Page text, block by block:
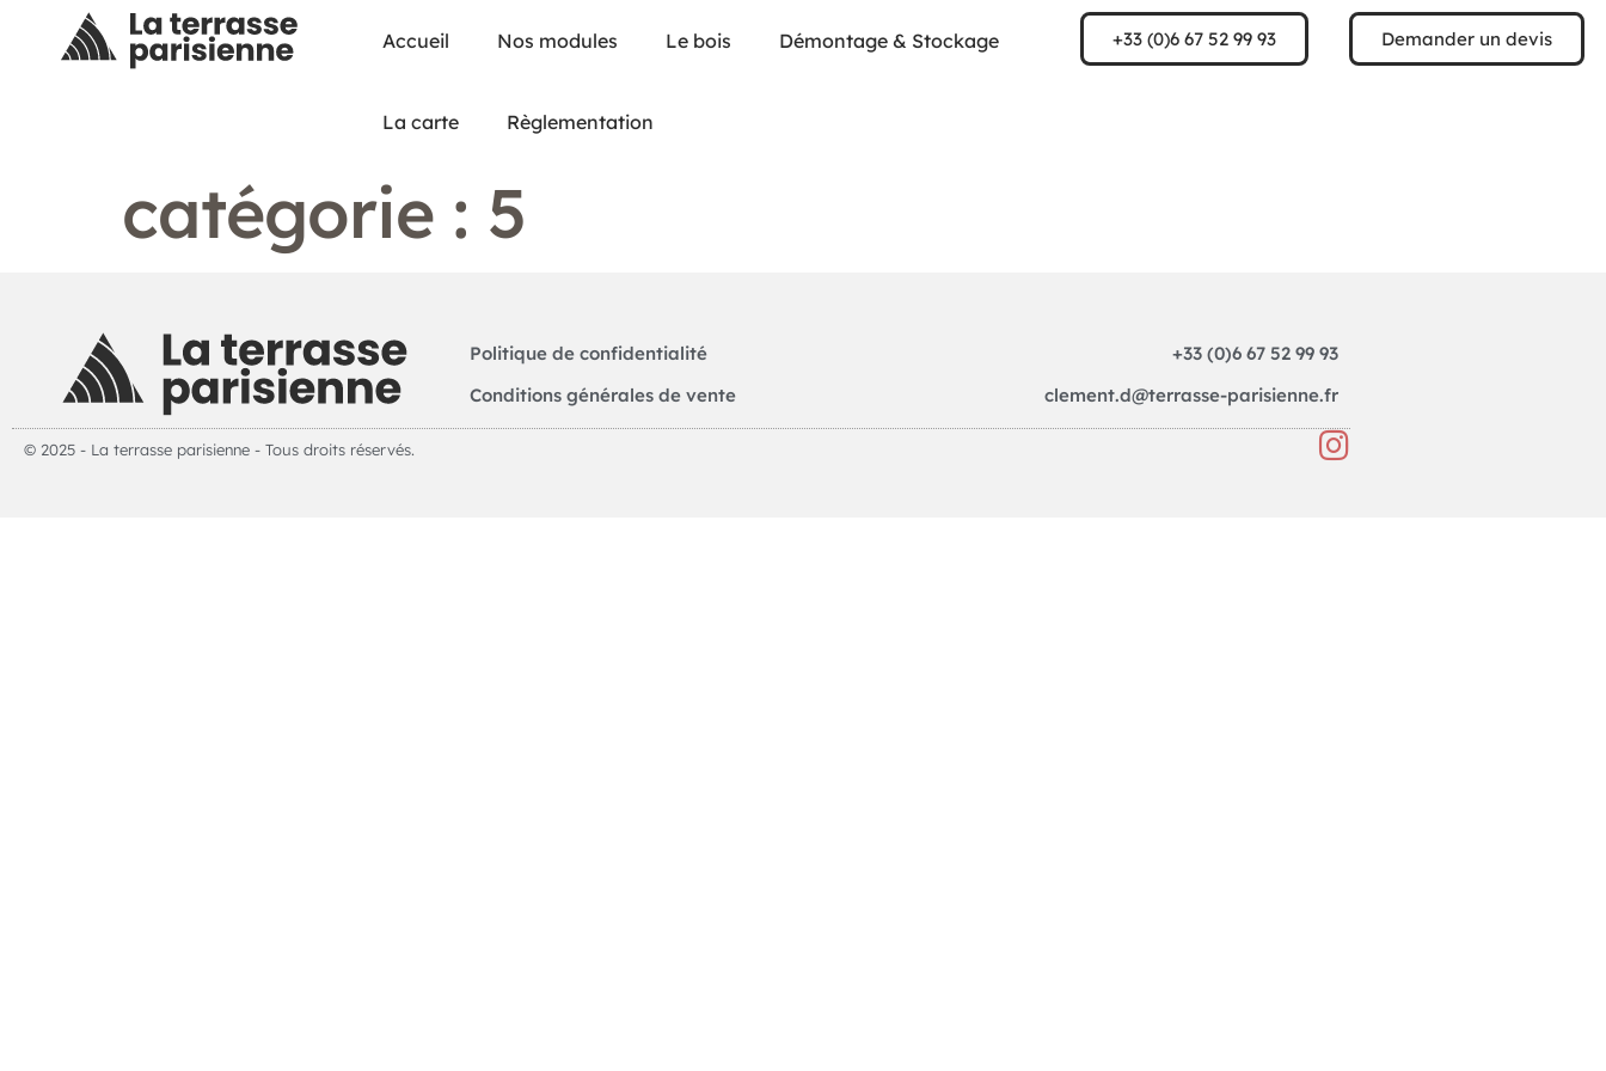
Accueil Nos modules Le bois Démontage & Stockage
La carte Règlementation
+33 (0)6 67 52 99 93 Demander un devis
catégorie : 5
Politique de confidentialité
Conditions générales de vente
+33 (0)6 67 52 99 93
clement.d@terrasse-parisienne.fr
© 2025 - La terrasse parisienne - Tous droits réservés.